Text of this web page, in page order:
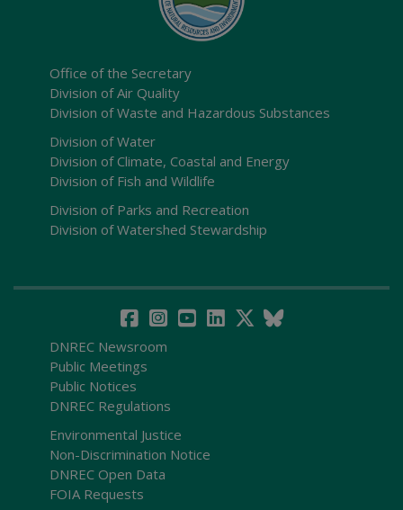
Office of the Secretary
Division of Air Quality
Division of Waste and Hazardous Substances
Division of Water
Division of Climate, Coastal and Energy
Division of Fish and Wildlife
Division of Parks and Recreation
Division of Watershed Stewardship
DNREC Newsroom
Public Meetings
Public Notices
DNREC Regulations
Environmental Justice
Non-Discrimination Notice
DNREC Open Data
FOIA Requests